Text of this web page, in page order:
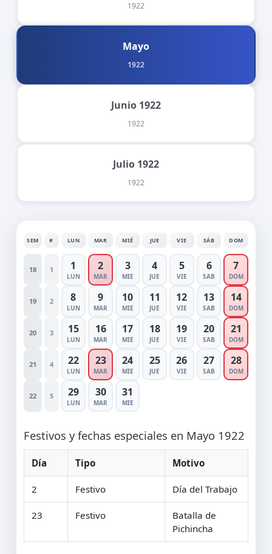
1922
Mayo
1922
Junio 1922
1922
Julio 1922
1922
SEM # LUN MAR MIÉ JUE VIE SÁB DOM
18 1 1
LUN
2
MAR
3
MIE
4
JUE
5
VIE
6
SAB
7
DOM
19 2 8
LUN
9
MAR
10
MIE
11
JUE
12
VIE
13
SAB
14
DOM
20 3 15
LUN
16
MAR
17
MIE
18
JUE
19
VIE
20
SAB
21
DOM
21 4 22
LUN
23
MAR
24
MIE
25
JUE
26
VIE
27
SAB
28
DOM
22 5 29
LUN
30
MAR
31
MIE
Festivos y fechas especiales en Mayo 1922
Día Tipo Motivo
2 Festivo Día del Trabajo
23 Festivo
Batalla de
Pichincha